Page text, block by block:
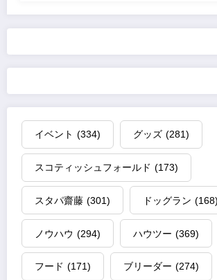
イベント (334) グッズ (281)
スコティッシュフォールド (173)
スタパ齋藤 (301) ドッグラン (168)
ノウハウ (294) ハウツー (369)
フード (171) ブリーダー (274)